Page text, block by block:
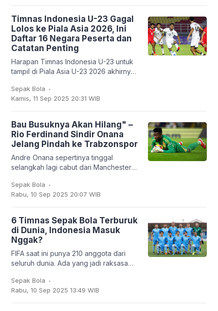
Timnas Indonesia U-23 Gagal
Lolos ke Piala Asia 2026, Ini
Daftar 16 Negara Peserta dan
Catatan Penting
Harapan Timnas Indonesia U-23 untuk
tampil di Piala Asia U-23 2026 akhirnya
mampu finis sebagai runner-up Grup J
dengan empat
Sepak Bola .
Kamis, 11 Sep 2025 20:31 WIB
Bau Busuknya Akan Hilang" –
Rio Ferdinand Sindir Onana
Jelang Pindah ke Trabzonspor
Andre Onana sepertinya tinggal
selangkah lagi cabut dari Manchester
dipinjamkan ke klub Turki,
Trabzonspor. Dan
Sepak Bola .
Rabu, 10 Sep 2025 20:07 WIB
6 Timnas Sepak Bola Terburuk
di Dunia, Indonesia Masuk
Nggak?
FIFA saat ini punya 210 anggota dari
seluruh dunia. Ada yang jadi raksasa
Argentina, hingga Prancis, tapi ada juga
tim
Sepak Bola .
Rabu, 10 Sep 2025 13:49 WIB